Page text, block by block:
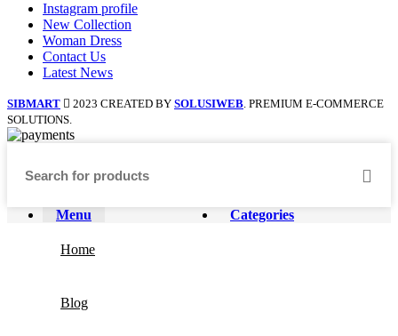
Instagram profile
New Collection
Woman Dress
Contact Us
Latest News
SIBMART 2023 CREATED BY SOLUSIWEB. PREMIUM E-COMMERCE
SOLUTIONS.
Menu Categories
Home
Blog